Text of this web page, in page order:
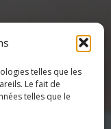
telles que les
Le fait de
telles que le